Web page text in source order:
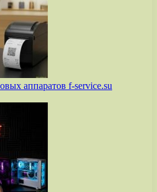
аппаратов f-service.su